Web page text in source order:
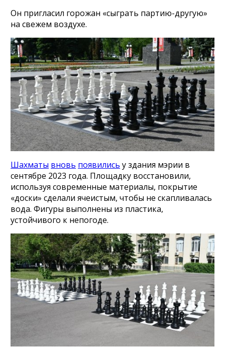
Он пригласил горожан «сыграть партию-другую»
на свежем воздухе.
Шахматы вновь появились у здания мэрии в
сентябре 2023 года. Площадку восстановили,
используя современные материалы, покрытие
«доски» сделали ячеистым, чтобы не скапливалась
вода. Фигуры выполнены из пластика,
устойчивого к непогоде.